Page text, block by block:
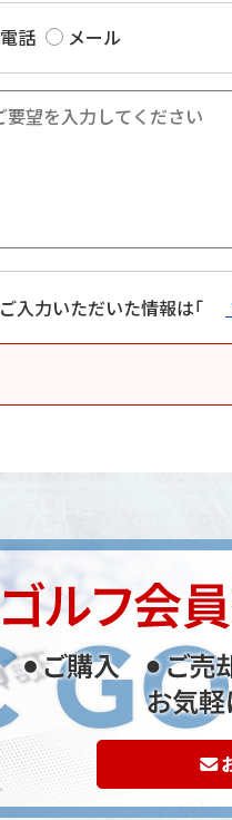
電話 メール
ご入力いただいた情報は｢